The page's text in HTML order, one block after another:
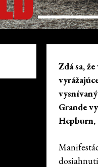
Zdá sa,
Grande